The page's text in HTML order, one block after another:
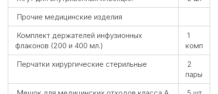
Прочие медицинские изделия
Комплект держателей инфузионных
флаконов (200 и 400 мл.)
1
комп
Перчатки хирургические стерильные
2
пары